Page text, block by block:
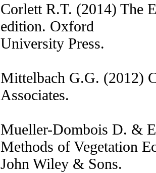
Corlett R.T. (2014) The
edition. Oxford
University Press.
Mittelbach G.G. (2012)
Associates.
Mueller-Dombois D. &
Methods of Vegetation
John Wiley & Sons.